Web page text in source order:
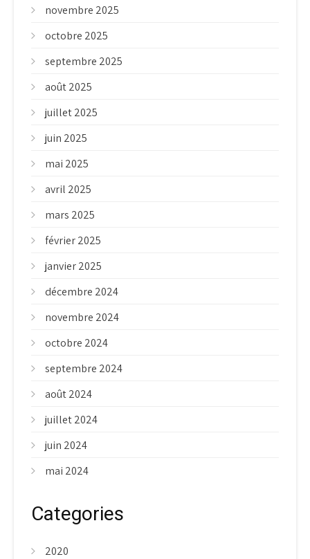
novembre 2025
octobre 2025
septembre 2025
août 2025
juillet 2025
juin 2025
mai 2025
avril 2025
mars 2025
février 2025
janvier 2025
décembre 2024
novembre 2024
octobre 2024
septembre 2024
août 2024
juillet 2024
juin 2024
mai 2024
Categories
2020